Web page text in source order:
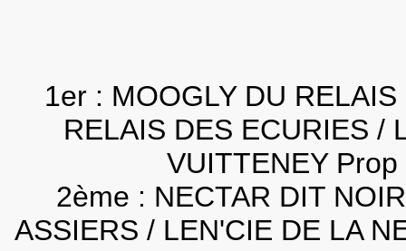
1er : MOOGLY DU
RELAIS DES ECURIES /
VUITTENEY
2ème : NECTAR DIT
ASSIERS / LEN'CIE DE LA